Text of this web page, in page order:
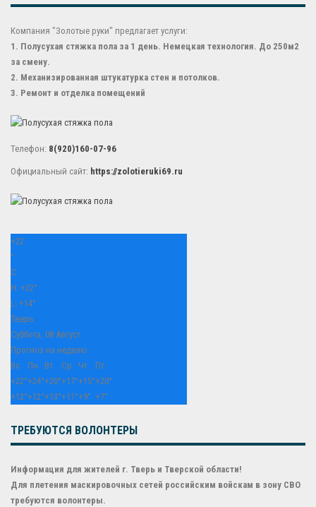
Компания "Золотые руки" предлагает услуги:
1. Полусухая стяжка пола за 1 день. Немецкая технология. До 250м2
за смену.
2. Механизированная штукатурка стен и потолков.
3. Ремонт и отделка помещений
Телефон: 8(920)160-07-96
Официальный сайт: https://zolotieruki69.ru
+22
°
C
H: +22°
L: +14°
Тверь
Суббота, 08 Август
Прогноз на неделю
Вс
Пн Вт Ср Чт
Пт
+22°+24°+20°+17°+15°+20°
+12°+12°+13°+11°+9° +7°
ТРЕБУЮТСЯ ВОЛОНТЕРЫ
Информация для жителей г. Тверь и Тверской области!
Для плетения маскировочных сетей российским войскам в зону СВО
требуются волонтеры.